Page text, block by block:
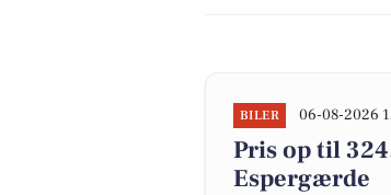
BILER 06-08-2026
Pris op til
Espergærde